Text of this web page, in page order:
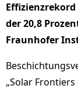
der 20,8
Fraunhofer
„Solar